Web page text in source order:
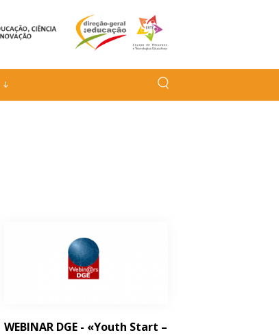
WEBINAR DGE - «Youth Start –